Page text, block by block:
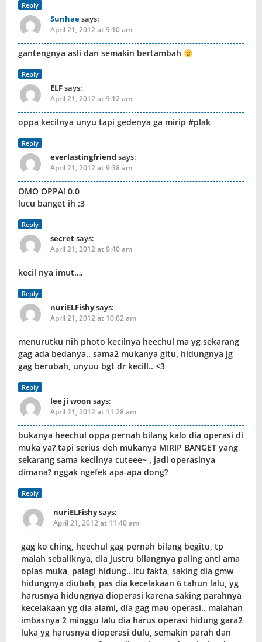
Reply
Sunhaesays:
April 21, 2012 at 9:10 am
gantengnya asli dan semakin bertambah
Reply
ELFsays:
April 21, 2012 at 9:12 am
oppa kecilnya unyu tapi gedenya ga mirip #plak
Reply
everlastingfriendsays:
April 21, 2012 at 9:38 am
OMO OPPA! 0.0
lucu banget ih :3
Reply
secretsays:
April 21, 2012 at 9:40 am
kecil nya imut….
Reply
nuriELFishysays:
April 21, 2012 at 10:02 am
menurutku nih photo kecilnya heechul ma yg sekarang
gag ada bedanya.. sama2 mukanya gitu, hidungnya jg
gag berubah, unyuu bgt dr kecill.. <3
Reply
lee ji woon says:
April 21, 2012 at 11:28 am
bukanya heechul oppa pernah bilang kalo dia operasi di
muka ya? tapi serius deh mukanya MIRIP BANGET yang
sekarang sama kecilnya cuteee~ , jadi operasinya
dimana? nggak ngefek apa-apa dong?
Reply
nuriELFishysays:
April 21, 2012 at 11:40 am
gag ko ching, heechul gag pernah bilang begitu, tp
malah sebaliknya, dia justru bilangnya paling anti ama
oplas muka, palagi hidung.. itu fakta, saking dia gmw
hidungnya diubah, pas dia kecelakaan 6 tahun lalu, yg
harusnya hidungnya dioperasi karena saking parahnya
kecelakaan yg dia alami, dia gag mau operasi.. malahan
imbasnya 2 minggu lalu dia harus operasi hidung gara2
luka yg harusnya dioperasi dulu, semakin parah dan